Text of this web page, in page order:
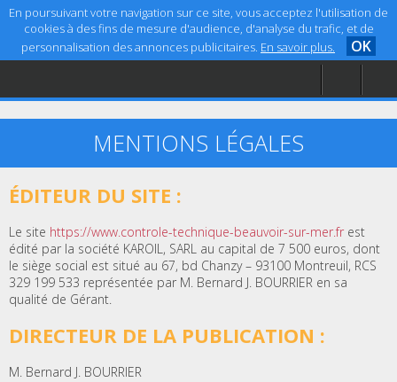
En poursuivant votre navigation sur ce site, vous acceptez l'utilisation de
cookies à des fins de mesure d'audience, d'analyse du trafic, et de
personnalisation des annonces publicitaires. En savoir plus. OK
Accueil
Aide
MENTIONS LÉGALES
ÉDITEUR DU SITE :
Le site https://www.controle-technique-beauvoir-sur-mer.fr est
édité par la société KAROIL, SARL au capital de 7 500 euros, dont
le siège social est situé au 67, bd Chanzy – 93100 Montreuil, RCS
329 199 533 représentée par M. Bernard J. BOURRIER en sa
qualité de Gérant.
DIRECTEUR DE LA PUBLICATION :
M. Bernard J. BOURRIER